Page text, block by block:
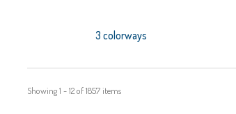
3 colorways
Showing 1 - 12 of 1857 items